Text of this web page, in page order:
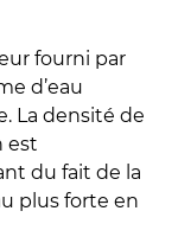
fourni par
d’eau
La densité de
est
du fait de la
plus forte en